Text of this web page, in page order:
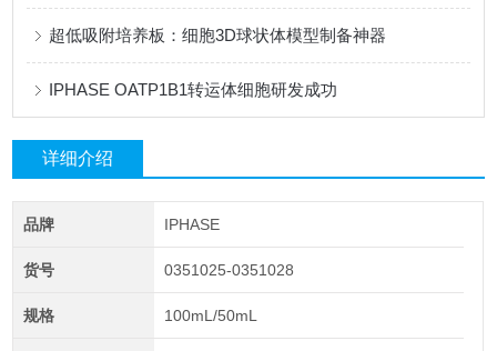
超低吸附培养板：细胞3D球状体模型制备神器
IPHASE OATP1B1转运体细胞研发成功
详细介绍
品牌 IPHASE
货号 0351025-0351028
规格 100mL/50mL